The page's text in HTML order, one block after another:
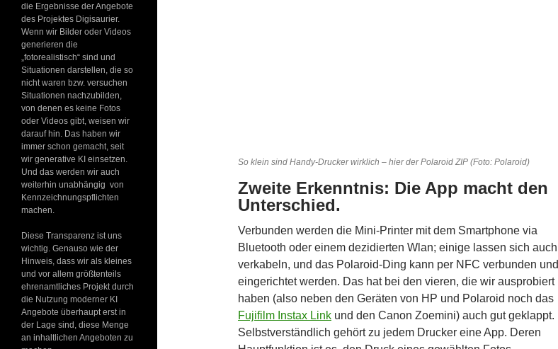
So klein sind Handy-Drucker wirklich – hier der Polaroid ZIP (Foto: Polaroid)
Zweite Erkenntnis: Die App macht den
Unterschied.
Verbunden werden die Mini-Printer mit dem Smartphone via
Bluetooth oder einem dezidierten Wlan; einige lassen sich auch
verkabeln, und das Polaroid-Ding kann per NFC verbunden und
eingerichtet werden. Das hat bei den vieren, die wir ausprobiert
haben (also neben den Geräten von HP und Polaroid noch das
Fujifilm Instax Link und den Canon Zoemini) auch gut geklappt.
Selbstverständlich gehört zu jedem Drucker eine App. Deren
die Ergebnisse der Angebote
des Projektes Digisaurier.
Wenn wir Bilder oder Videos
generieren die
„fotorealistisch“ sind und
Situationen darstellen, die so
nicht waren bzw. versuchen
Situationen nachzubilden,
von denen es keine Fotos
oder Videos gibt, weisen wir
darauf hin. Das haben wir
immer schon gemacht, seit
wir generative KI einsetzen.
Und das werden wir auch
weiterhin unabhängig von
Kennzeichnungspflichten
machen.
Diese Transparenz ist uns
wichtig. Genauso wie der
Hinweis, dass wir als kleines
und vor allem größtenteils
ehrenamtliches Projekt durch
die Nutzung moderner KI
Angebote überhaupt erst in
der Lage sind, diese Menge
an inhaltlichen Angeboten zu